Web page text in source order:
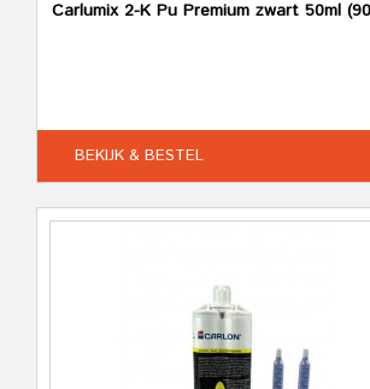
Carlumix 2-K Pu Premium zwart 50ml
BEKIJK & BESTEL